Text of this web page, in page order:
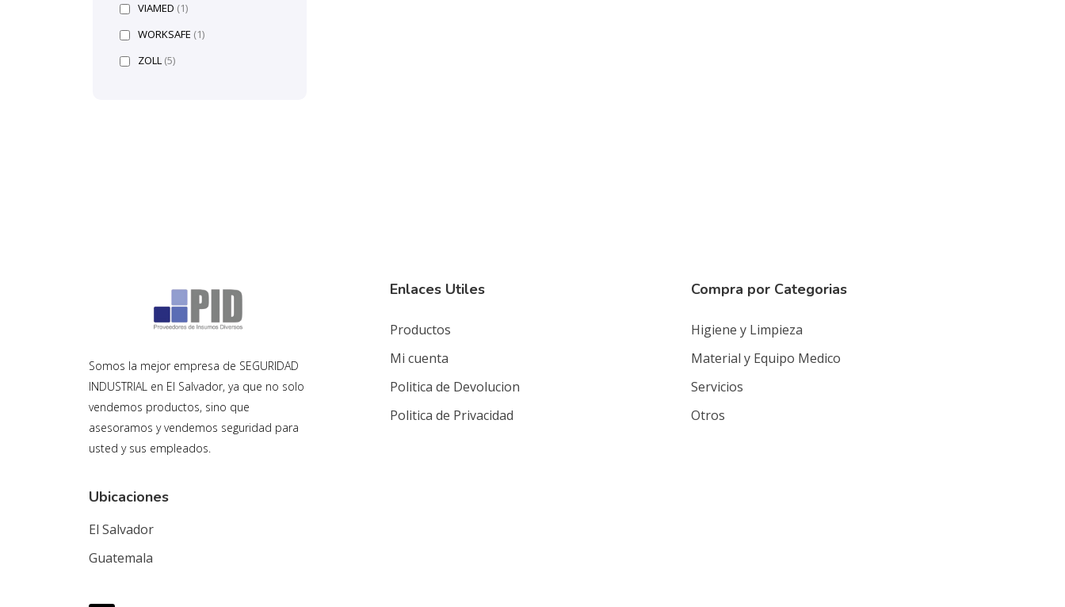
VIAMED (1)
WORKSAFE (1)
ZOLL (5)
Somos la mejor empresa de SEGURIDAD
INDUSTRIAL en El Salvador, ya que no solo
vendemos productos, sino que
asesoramos y vendemos seguridad para
usted y sus empleados.
Ubicaciones
El Salvador
Guatemala
Enlaces Utiles
Productos
Mi cuenta
Politica de Devolucion
Politica de Privacidad
Compra por Categorias
Higiene y Limpieza
Material y Equipo Medico
Servicios
Otros